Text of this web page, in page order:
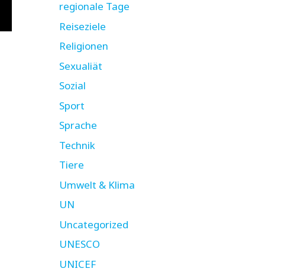
regionale Tage
Reiseziele
Religionen
Sexualiät
Sozial
Sport
Sprache
Technik
Tiere
Umwelt & Klima
UN
Uncategorized
UNESCO
UNICEF